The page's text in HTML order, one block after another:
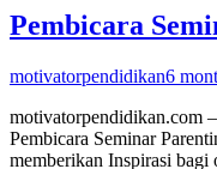
Pembicara
motivatorpendidikan6
motivatorpendidikan.com
Pembicara Seminar
memberikan Inspirasi